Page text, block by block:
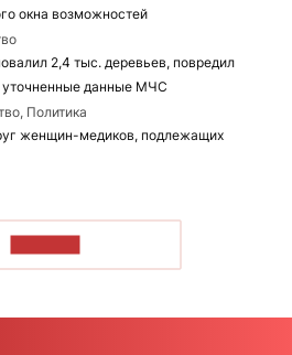
окна возможностей
2,4 тыс. деревьев, повредил
данные МЧС
Политика
женщин-медиков, подлежащих